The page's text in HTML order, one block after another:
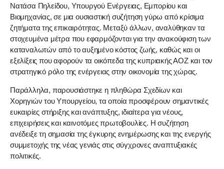
Νατάσα Πηλείδου, Υπουργού Ενέργειας, Εμπορίου και
Βιομηχανίας, σε μια ουσιαστική συζήτηση γύρω από κρίσιμα
ζητήματα της επικαιρότητας. Μεταξύ άλλων, αναλύθηκαν τα
στοχευμένα μέτρα που εφαρμόζονται για την ανακούφιση των
καταναλωτών από το αυξημένο κόστος ζωής, καθώς και οι
εξελίξεις που αφορούν τα οικόπεδα της κυπριακής ΑΟΖ και τον
στρατηγικό ρόλο της ενέργειας στην οικονομία της χώρας.
Παράλληλα, παρουσιάστηκε η πληθώρα Σχεδίων και
Χορηγιών του Υπουργείου, τα οποία προσφέρουν σημαντικές
ευκαιρίες στήριξης και ανάπτυξης, ιδιαίτερα για νέους,
επιχειρήσεις και καινοτόμες πρωτοβουλίες. Η συζήτηση
ανέδειξε τη σημασία της έγκυρης ενημέρωσης και της ενεργής
συμμετοχής της νέας γενιάς στις σύγχρονες αναπτυξιακές
πολιτικές.